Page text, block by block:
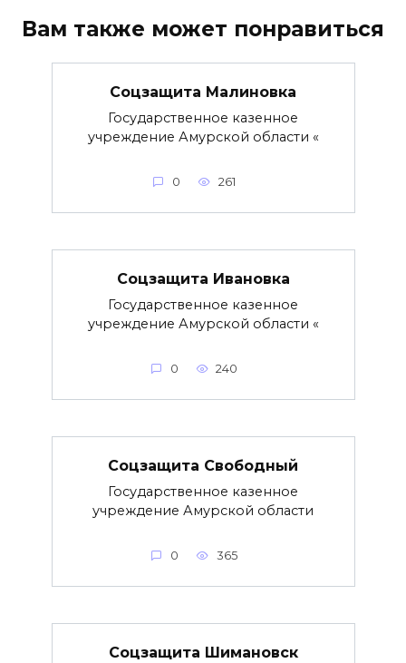
Вам также может понравиться
Соцзащита Малиновка
Государственное казенное
учреждение Амурской области «
0 261
Соцзащита Ивановка
Государственное казенное
учреждение Амурской области «
0 240
Соцзащита Свободный
Государственное казенное
учреждение Амурской области
0 365
Соцзащита Шимановск